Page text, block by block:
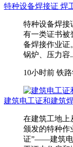
特种设备焊接证 焊
特种设备焊接
有一类证书
备焊接作业证
锅炉、压力容
10小时前 铁
建筑电工证和建筑
在建筑工地上
颁发的特种作
证”——建筑电